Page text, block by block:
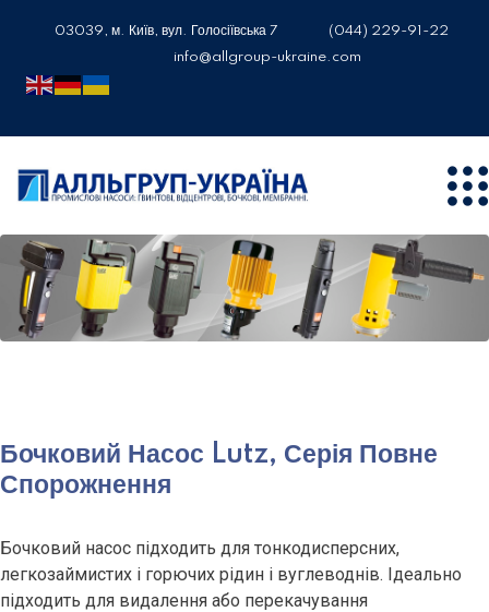
03039, м. Київ, вул. Голосіївська 7
(044) 229-91-22
info@allgroup-ukraine.com
Бочковий Насос Lutz, Серія Повне
Спорожнення
Бочковий насос підходить для тонкодисперсних,
легкозаймистих і горючих рідин і вуглеводнів. Ідеально
підходить для видалення або перекачування